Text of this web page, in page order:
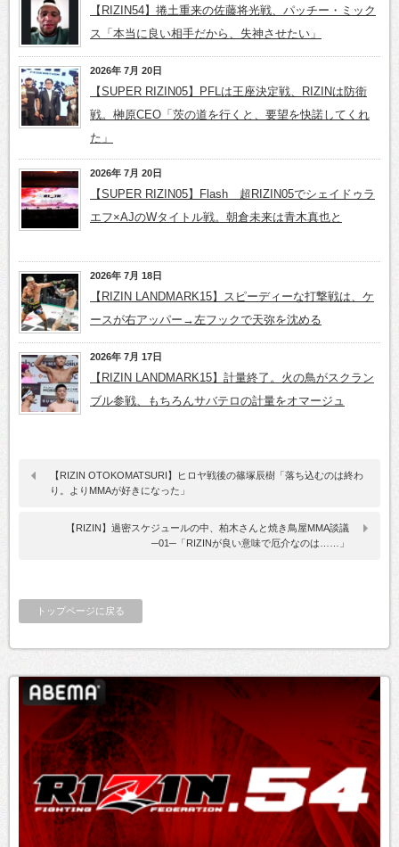
【RIZIN54】捲土重来の佐藤将光戦、パッチー・ミック
ス「本当に良い相手だから、失神させたい」
2026年 7月 20日
【SUPER RIZIN05】PFLは王座決定戦、RIZINは防衛
戦。榊原CEO「茨の道を行くと、要望を快諾してくれ
た」
2026年 7月 20日
【SUPER RIZIN05】Flash 超RIZIN05でシェイドゥラ
エフ×AJのWタイトル戦。朝倉未来は青木真也と
2026年 7月 18日
【RIZIN LANDMARK15】スピーディーな打撃戦は、ケ
ースが右アッパー→左フックで天弥を沈める
2026年 7月 17日
【RIZIN LANDMARK15】計量終了。火の鳥がスクラン
ブル参戦、もちろんサバテロの計量をオマージュ
【RIZIN OTOKOMATSURI】ヒロヤ戦後の篠塚辰樹「落ち込むのは終わ
り。よりMMAが好きになった」
【RIZIN】過密スケジュールの中、柏木さんと焼き鳥屋MMA談議
─01─「RIZINが良い意味で厄介なのは……」
トップページに戻る